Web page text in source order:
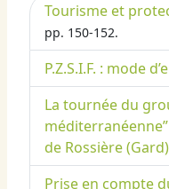
Tourisme et
pp. 150-152.
P.Z.S.I.F. : mode
La tournée du
de Rossière
Prise en compte